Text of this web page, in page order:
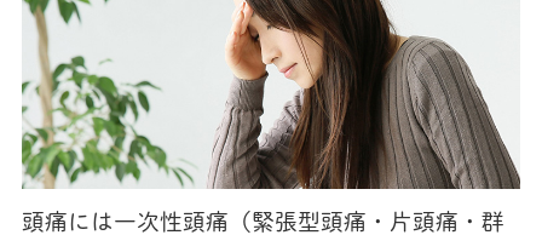
頭痛には一次性頭痛（緊張型頭痛・片頭痛・群